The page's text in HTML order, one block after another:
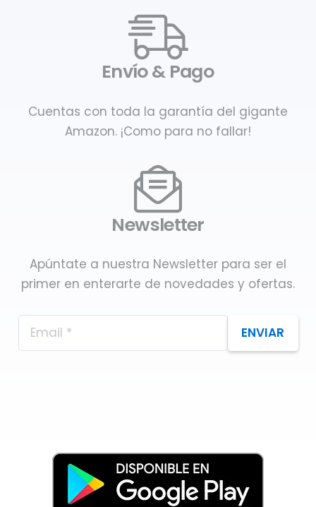
Envío & Pago
Cuentas con toda la garantía del gigante
Amazon. ¡Como para no fallar!
Newsletter
Apúntate a nuestra Newsletter para ser el
primer en enterarte de novedades y ofertas.
ENVIAR